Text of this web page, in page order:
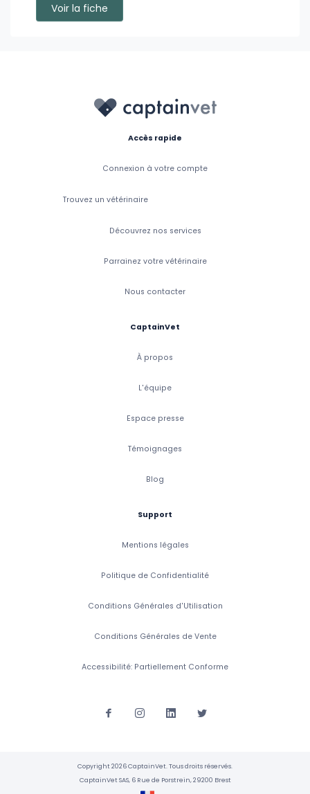
Voir la fiche
Accès rapide
Connexion à votre compte
Trouvez un vétérinaire
Découvrez nos services
Parrainez votre vétérinaire
Nous contacter
CaptainVet
À propos
L'équipe
Espace presse
Témoignages
Blog
Support
Mentions légales
Politique de Confidentialité
Conditions Générales d'Utilisation
Conditions Générales de Vente
Accessibilité: Partiellement Conforme
Copyright 2026 CaptainVet. Tous droits réservés.
CaptainVet SAS, 6 Rue de Porstrein, 29200 Brest